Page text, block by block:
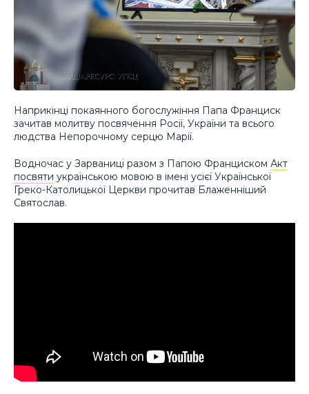
Наприкінці покаянного богослужіння Папа Франциск
зачитав молитву посвячення Росії, України та всього
людства Непорочному серцю Марії.
Водночас у Зарваниці разом з Папою Франциском Акт
посвяти українською мовою в імені усієї Української
Греко-Католицької Церкви прочитав Блаженніший
Святослав.